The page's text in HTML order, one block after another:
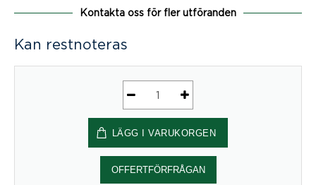
Kontakta oss för fler utföranden
Kan restnoteras
Murgröna
850
mängd
LÄGG I VARUKORGEN
OFFERTFÖRFRÅGAN